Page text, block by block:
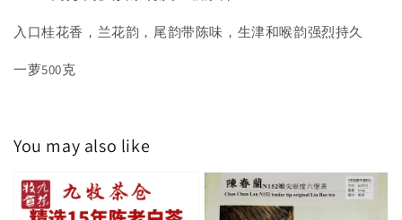
入口桂花香，兰花韵，尾韵带陈味，生津和喉韵强烈持久
一萝500克
You may also like